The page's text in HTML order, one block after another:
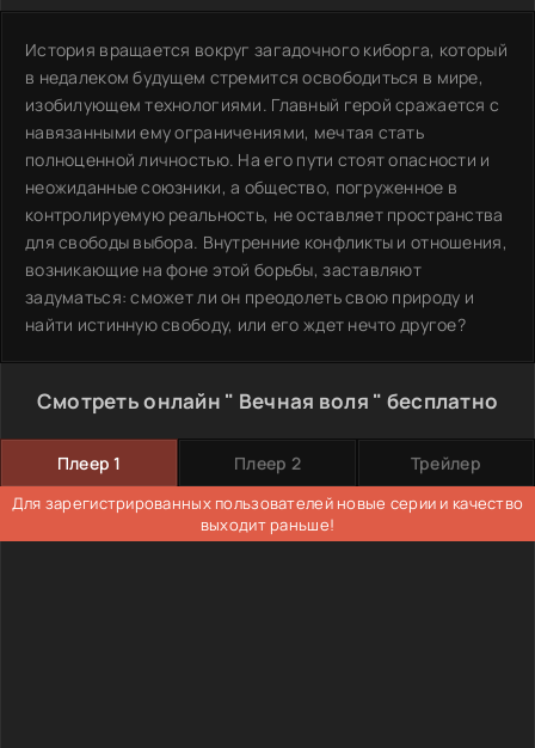
История вращается вокруг загадочного киборга, который
в недалеком будущем стремится освободиться в мире,
изобилующем технологиями. Главный герой сражается с
навязанными ему ограничениями, мечтая стать
полноценной личностью. На его пути стоят опасности и
неожиданные союзники, а общество, погруженное в
контролируемую реальность, не оставляет пространства
для свободы выбора. Внутренние конфликты и отношения,
возникающие на фоне этой борьбы, заставляют
задуматься: сможет ли он преодолеть свою природу и
найти истинную свободу, или его ждет нечто другое?
Смотреть онлайн " Вечная воля " бесплатно
Плеер 1 Плеер 2 Трейлер
Для зарегистрированных пользователей новые серии и качество
выходит раньше!